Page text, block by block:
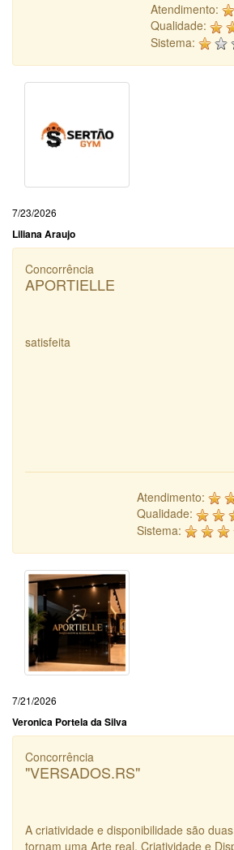
Atendimento:
Qualidade:
Sistema:
7/23/2026
Liliana Araujo
Concorrência
APORTIELLE
satisfeita
Atendimento:
Qualidade:
Sistema:
7/21/2026
Veronica Portela da Silva
Concorrência
"VERSADOS.RS"
A criatividade e disponibilidade são
tornam uma Arte real. Criatividade e